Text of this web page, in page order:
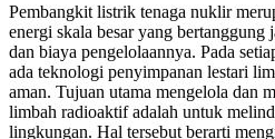
Pembangkit listrik tenaga nuklir
energi skala besar yang bertanggung
dan biaya pengelolaannya. Pada
ada teknologi penyimpanan lestari
aman. Tujuan utama mengelola dan
limbah radioaktif adalah untuk
lingkungan. Hal tersebut berarti